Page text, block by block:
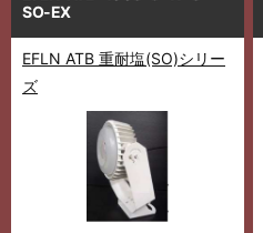
SO-EX
EFLN ATB 重耐塩(SO)シリー
ズ